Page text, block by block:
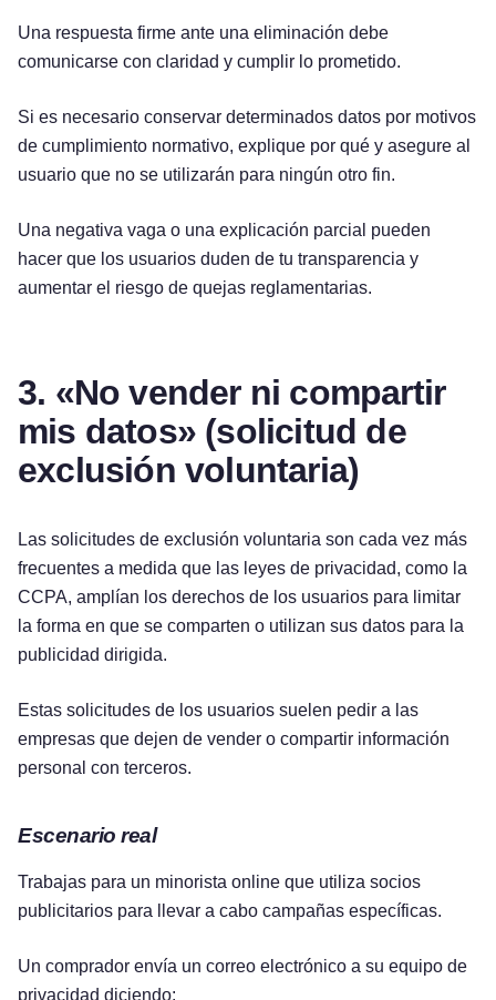
Una respuesta firme ante una eliminación debe
comunicarse con claridad y cumplir lo prometido.
Si es necesario conservar determinados datos por motivos
de cumplimiento normativo, explique por qué y asegure al
usuario que no se utilizarán para ningún otro fin.
Una negativa vaga o una explicación parcial pueden
hacer que los usuarios duden de tu transparencia y
aumentar el riesgo de quejas reglamentarias.
3. «No vender ni compartir
mis datos» (solicitud de
exclusión voluntaria)
Las solicitudes de exclusión voluntaria son cada vez más
frecuentes a medida que las leyes de privacidad, como la
CCPA, amplían los derechos de los usuarios para limitar
la forma en que se comparten o utilizan sus datos para la
publicidad dirigida.
Estas solicitudes de los usuarios suelen pedir a las
empresas que dejen de vender o compartir información
personal con terceros.
Escenario real
Trabajas para un minorista online que utiliza socios
publicitarios para llevar a cabo campañas específicas.
Un comprador envía un correo electrónico a su equipo de
privacidad diciendo: